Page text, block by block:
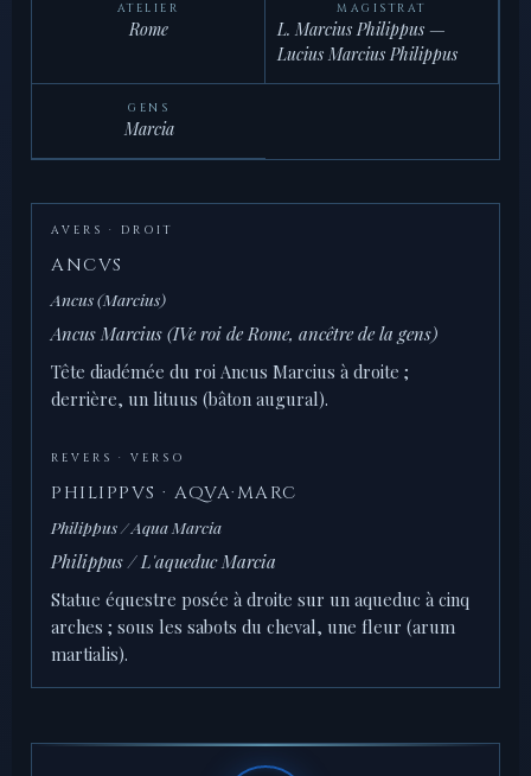
ATELIER
Rome
MAGISTRAT
L. Marcius Philippus —
Lucius Marcius Philippus
GENS
Marcia
AVERS · DROIT
ANCVS
Ancus (Marcius)
Ancus Marcius (IVe roi de Rome, ancêtre de la gens)
Tête diadémée du roi Ancus Marcius à droite ;
derrière, un lituus (bâton augural).
REVERS · VERSO
PHILIPPVS · AQVA·MARC
Philippus / Aqua Marcia
Philippus / L'aqueduc Marcia
Statue équestre posée à droite sur un aqueduc à cinq
arches ; sous les sabots du cheval, une fleur (arum
martialis).